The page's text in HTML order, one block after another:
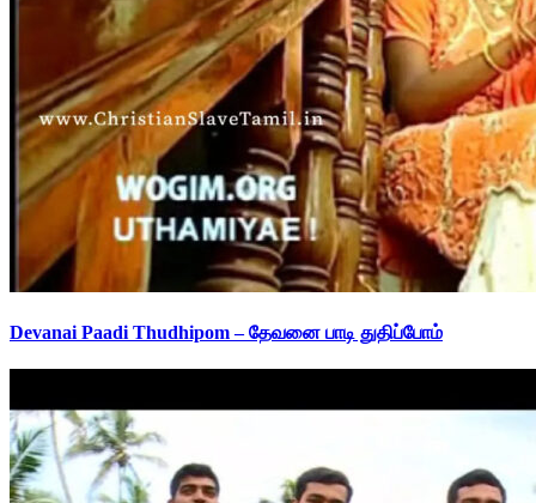
Devanai Paadi Thudhipom – தேவனை பாடி துதிப்போம்